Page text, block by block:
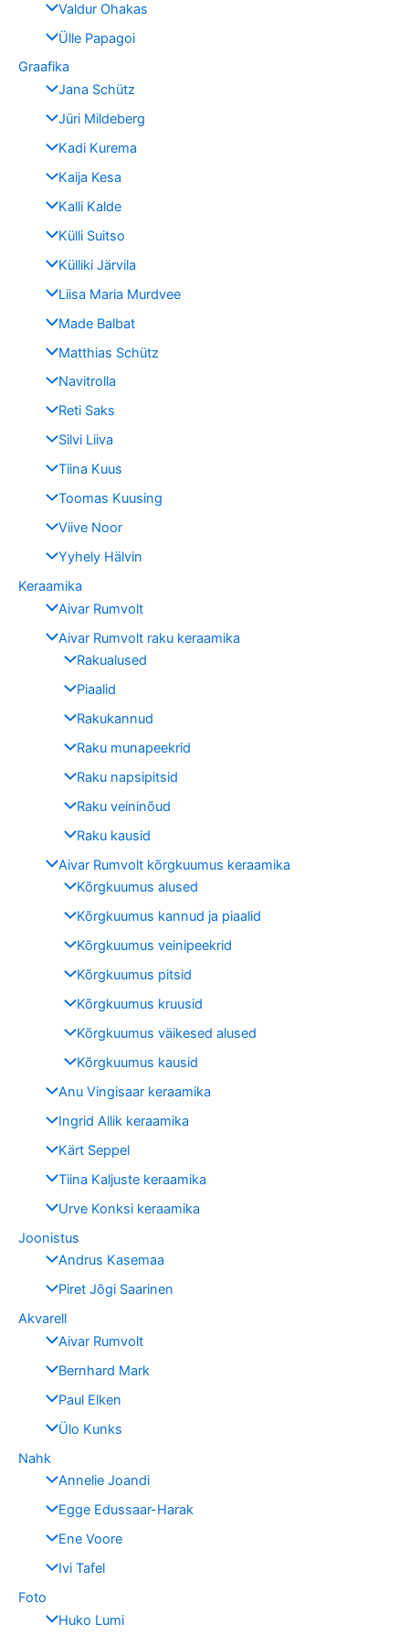
Valdur Ohakas
Ülle Papagoi
Graafika
Jana Schütz
Jüri Mildeberg
Kadi Kurema
Kaija Kesa
Kalli Kalde
Külli Suitso
Külliki Järvila
Liisa Maria Murdvee
Made Balbat
Matthias Schütz
Navitrolla
Reti Saks
Silvi Liiva
Tiina Kuus
Toomas Kuusing
Viive Noor
Yyhely Hälvin
Keraamika
Aivar Rumvolt
Aivar Rumvolt raku keraamika
Rakualused
Piaalid
Rakukannud
Raku munapeekrid
Raku napsipitsid
Raku veininõud
Raku kausid
Aivar Rumvolt kõrgkuumus keraamika
Kõrgkuumus alused
Kõrgkuumus kannud ja piaalid
Kõrgkuumus veinipeekrid
Kõrgkuumus pitsid
Kõrgkuumus kruusid
Kõrgkuumus väikesed alused
Kõrgkuumus kausid
Anu Vingisaar keraamika
Ingrid Allik keraamika
Kärt Seppel
Tiina Kaljuste keraamika
Urve Konksi keraamika
Joonistus
Andrus Kasemaa
Piret Jõgi Saarinen
Akvarell
Aivar Rumvolt
Bernhard Mark
Paul Elken
Ülo Kunks
Nahk
Annelie Joandi
Egge Edussaar-Harak
Ene Voore
Ivi Tafel
Foto
Huko Lumi